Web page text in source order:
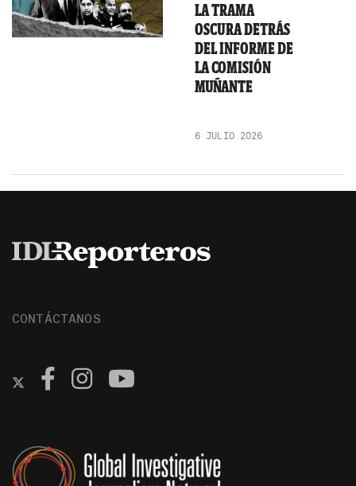
LA TRAMA
OSCURA DETRÁS
DEL INFORME DE
LA COMISIÓN
MUÑANTE
6 JULIO 2026
CONTÁCTANOS